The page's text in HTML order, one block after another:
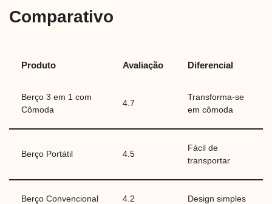
Comparativo
Produto Avaliação Diferencial
Berço 3 em 1 com
Cômoda
4.7
Transforma-se
em cômoda
Berço Portátil 4.5
Fácil de
transportar
Berço Convencional 4.2 Design simples